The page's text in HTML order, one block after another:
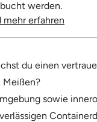
werden.
mehr erfahren
du einen
Meißen?
sowie